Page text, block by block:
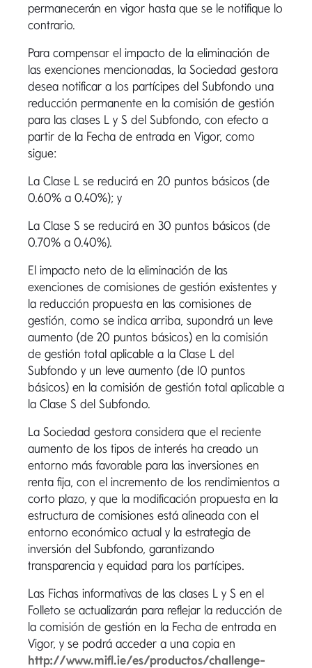
permanecerán en vigor hasta que se le notifique lo
contrario.
Para compensar el impacto de la eliminación de
las exenciones mencionadas, la Sociedad gestora
desea notificar a los partícipes del Subfondo una
reducción permanente en la comisión de gestión
para las clases L y S del Subfondo, con efecto a
partir de la Fecha de entrada en Vigor, como
sigue:
La Clase L se reducirá en 20 puntos básicos (de
0.60% a 0.40%); y
La Clase S se reducirá en 30 puntos básicos (de
0.70% a 0.40%).
El impacto neto de la eliminación de las
exenciones de comisiones de gestión existentes y
la reducción propuesta en las comisiones de
gestión, como se indica arriba, supondrá un leve
aumento (de 20 puntos básicos) en la comisión
de gestión total aplicable a la Clase L del
Subfondo y un leve aumento (de 10 puntos
básicos) en la comisión de gestión total aplicable a
la Clase S del Subfondo.
La Sociedad gestora considera que el reciente
aumento de los tipos de interés ha creado un
entorno más favorable para las inversiones en
renta fija, con el incremento de los rendimientos a
corto plazo, y que la modificación propuesta en la
estructura de comisiones está alineada con el
entorno económico actual y la estrategia de
inversión del Subfondo, garantizando
transparencia y equidad para los partícipes.
Las Fichas informativas de las clases L y S en el
Folleto se actualizarán para reflejar la reducción de
la comisión de gestión en la Fecha de entrada en
Vigor, y se podrá acceder a una copia en
http://www.mifl.ie/es/productos/challenge-